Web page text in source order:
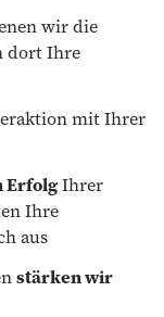
wir die
dort Ihre
mit Ihrer
ErfolgIhrer
Ihre
aus
stärken wir